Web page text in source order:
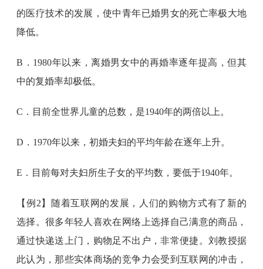
的医疗技术的发展，使中青年已婚男女的死亡率极大地
降低。
B．1980年以来，离婚男女中的再婚率逐年提高，但其
中的复婚率却极低。
C．目前全世界儿童的总数，是1940年的两倍以上。
D．1970年以来，初婚夫妇的平均年龄在逐年上升。
E．目前每对夫妇所生子女的平均数，要低于1940年。
【例2】随着互联网的发展，人们的购物方式有了新的
选择。很多年轻人喜欢在网络上选择自己满意的商品，
通过快递送上门，购物足不出户，非常便捷。刘教授据
此认为，那些实体商场的竞争力会受到互联网的冲击，